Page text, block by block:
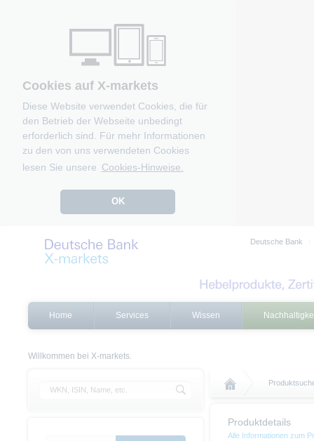
Cookies auf X-markets
Diese Website verwendet Cookies, die für
den Betrieb der Webseite unbedingt
erforderlich sind. Für mehr Informationen
zu den von uns verwendeten Cookies
lesen Sie unsere Cookies-Hinweise.
OK
Deutsche Bank
Home Services Wissen
Willkommen bei X-markets.
Produktdetails
Alle Informationen zum